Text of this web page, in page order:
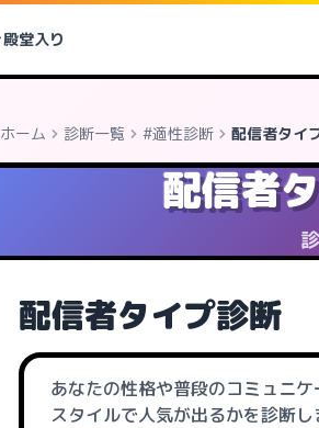
殿堂入り
ホーム 診断一覧 #適性診断 配信者タイ
配信者
配信者タイプ診断
あなたの性格や普段のコミュニ
スタイルで人気が出るかを診断